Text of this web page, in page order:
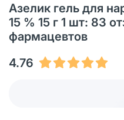
Азелик гель для
15 % 15 г 1 шт: 83
фармацевтов
4.76